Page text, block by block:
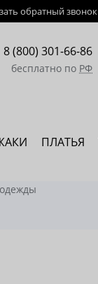
обратный звонок
8 (800) 301-66-86
бесплатно по РФ
ПЛАТЬЯ